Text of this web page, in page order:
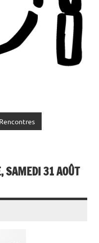
Rencontres
SAMEDI 31 AOÛT